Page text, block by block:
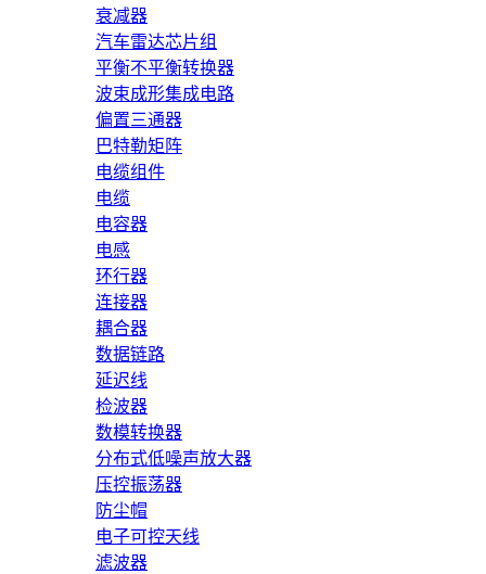
衰减器
汽车雷达芯片组
平衡不平衡转换器
波束成形集成电路
偏置三通器
巴特勒矩阵
电缆组件
电缆
电容器
电感
环行器
连接器
耦合器
数据链路
延迟线
检波器
数模转换器
分布式低噪声放大器
压控振荡器
防尘帽
电子可控天线
滤波器